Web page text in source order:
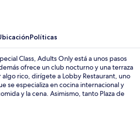
Políticas
Class, Adults Only está a unos pasos
ofrece un club nocturno y una terraza
algo rico, dirígete a Lobby Restaurant, uno
se especializa en cocina internacional y
y la cena. Asimismo, tanto Plaza de
corta distancia a pie: Estación de metro
minutos y Estación de tranvía Tophane